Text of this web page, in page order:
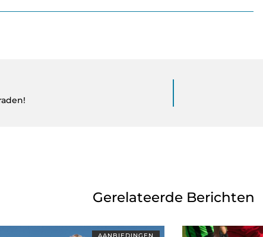
Gerelateerde Berichten
AANBIEDINGEN